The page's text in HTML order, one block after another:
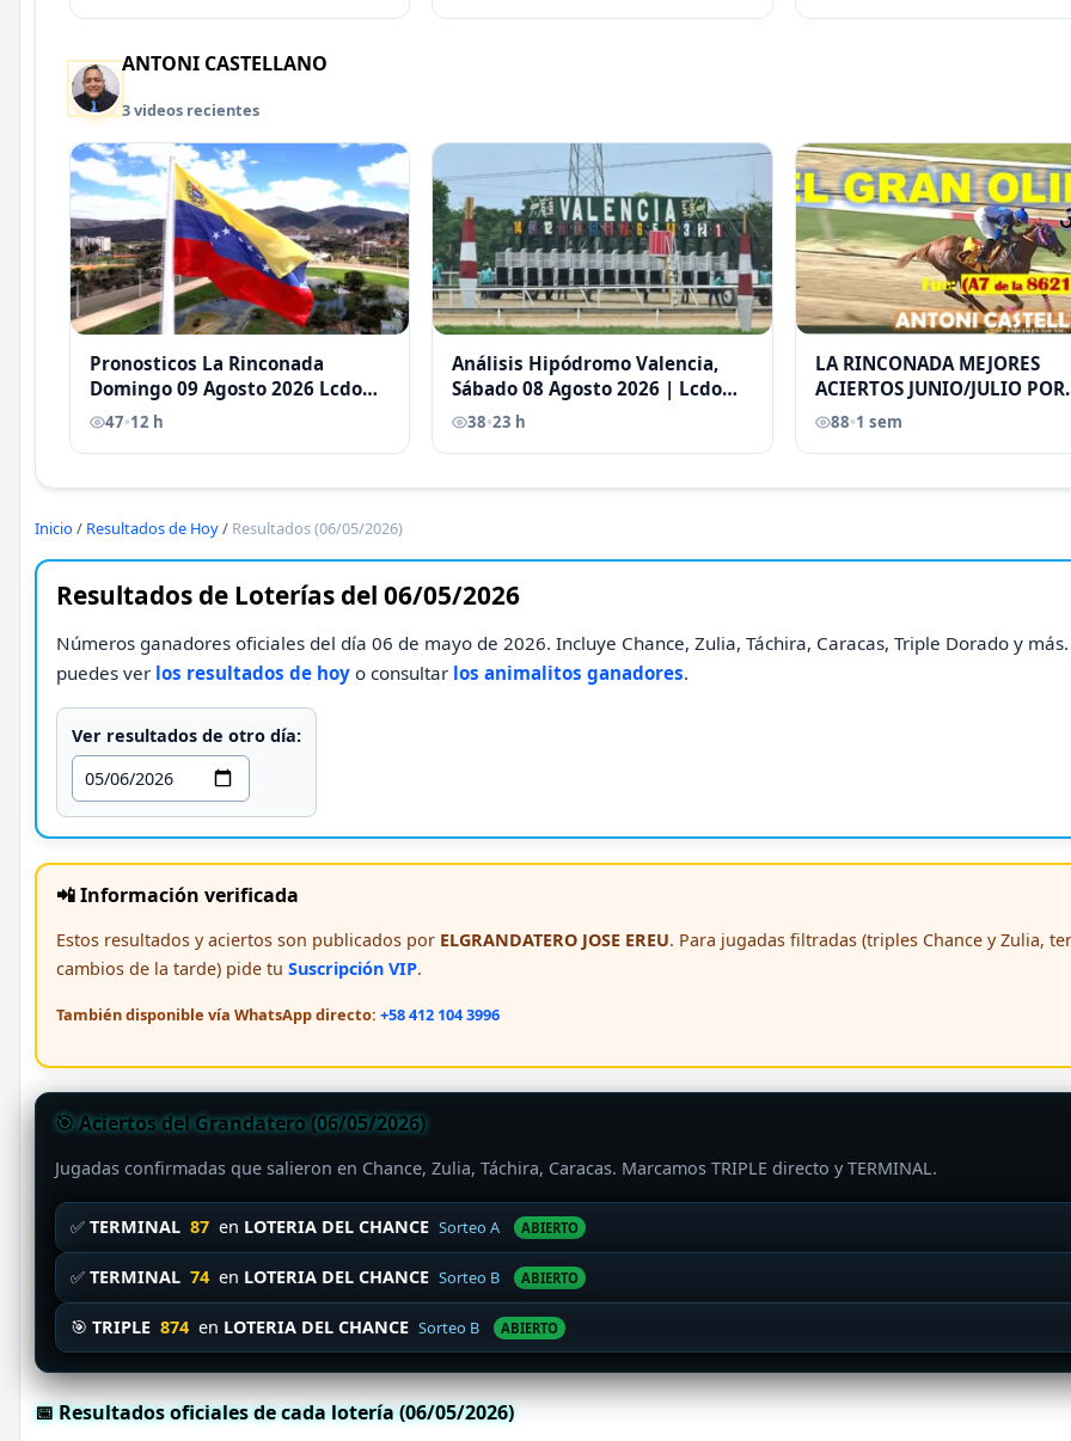
ANTONI CASTELLANO
3 videos recientes
Pronosticos La Rinconada
Domingo 09 Agosto 2026 Lcdo
Antoni Castellano
47•12 h
Análisis Hipódromo Valencia,
Sábado 08 Agosto 2026 | Lcdo
Antoni Castellano |
38•23 h
LA RINCONADA MEJORES
ACIERTOS JUNIO/JULIO POR
ANTONI CASTELLANO
88•1 sem
Inicio / Resultados de Hoy/ Resultados (06/05/2026)
Resultados de Loterías del 06/05/2026
Números ganadores oficiales del día 06 de mayo de 2026. Incluye Chance, Zulia, Táchira, Caracas, Triple Dorado y
puedes ver los resultados de hoy o consultar los animalitos ganadores.
Ver resultados de otro día:
📲 Información verificada
Estos resultados y aciertos son publicados por ELGRANDATERO JOSE EREU. Para jugadas filtradas (triples Chance y Zulia,
cambios de la tarde) pide tu Suscripción VIP.
También disponible vía WhatsApp directo: +58 412 104 3996
🎯 Aciertos del Grandatero (06/05/2026)
Jugadas confirmadas que salieron en Chance, Zulia, Táchira, Caracas. Marcamos TRIPLE directo y TERMINAL.
✅ TERMINAL 87 en LOTERIA DEL CHANCE Sorteo A ABIERTO
✅ TERMINAL 74 en LOTERIA DEL CHANCE Sorteo B ABIERTO
🎯 TRIPLE 874 en LOTERIA DEL CHANCE Sorteo B ABIERTO
📅 Resultados oficiales de cada lotería (06/05/2026)